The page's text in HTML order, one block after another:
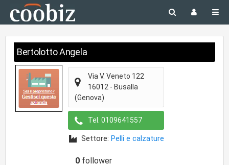
Bertolotto Angela
Via V. Veneto 122
16012 - Busalla
(Genova)
Tel. 0109641557
Settore: Pelli e calzature
0 follower